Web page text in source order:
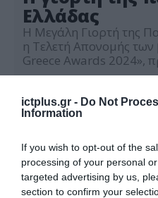
ictplus.gr - Do Not
Information
If you wish to opt-out of the
processing of your personal
targeted advertising by us,
section to confirm your
Ελλάδας
H Μεγάλη Γιορτή της
η Τελετή Απονομής
Greece Awards 2024»,
Τρίτη 26 Νοεμβρίου,
αναδεικνύοντας
να δημιουργούν και να
μας. Παραγωγικές
επιτυγχάνουν
δημιουργία και
βραβεύθηκαν στη